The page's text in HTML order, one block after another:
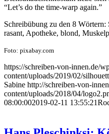
“Let’s do the time-warp again.”
Schreibübung zu den 8 Wörtern:
rasant, Apotheke, blond,
Foto: pixabay.com
https://schreiben-von-innen.de/
content/uploads/2019/02/
Sabine http://schreiben-von-
content/uploads/2018/04/
08:00:002019-02-11 13:55:21